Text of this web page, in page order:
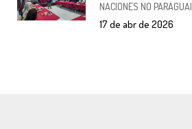
NACIONES NO PARAGUAI
17 de abr de 2026